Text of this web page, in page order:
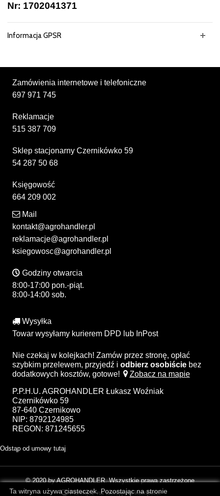
Ta witryna używa ciasteczek. Pozostając na stronie
Nr: 1702041371
Informacja GPSR
Zamówienia internetowe i telefoniczne
697 971 745
Reklamacje
515 387 709
Sklep stacjonarny Czernikówko 59
54 287 50 68
Księgowość
664 209 002
Mail
kontakt@agrohandler.pl
reklamacje@agrohandler.pl
ksiegowosc@agrohandler.pl
Godziny otwarcia
8:00-17:00 pon.-piąt.
8:00-14:00 sob.
Wysyłka
Towar wysyłamy kurierem DPD lub InPost
Nie czekaj w kolejkach! Zamów przez stronę, opłać
szybkim przelewem, przyjedź i odbierz osobiście bez
dodatkowych kosztów, gotowe!
Zobacz na mapie
P.P.H.U. AGROHANDLER Łukasz Woźniak
Czernikówko 59
87-640 Czernikowo
NIP: 8792124985
REGON: 871245655
Odstąp od umowy tutaj
© 2020 by AGROHANDLER. Wszystkie prawa zastrzeżone
Przełącz na wersję na komputer